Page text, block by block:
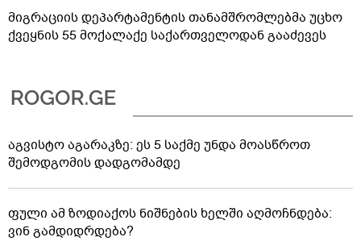
მიგრაციის დეპარტამენტის თანამშრომლებმა უცხო
ქვეყნის 55 მოქალაქე საქართველოდან გააძევეს
აგვისტო აგარაკზე: ეს 5 საქმე უნდა მოასწროთ
შემოდგომის დადგომამდე
ფული ამ ზოდიაქოს ნიშნების ხელში აღმოჩნდება:
ვინ გამდიდრდება?